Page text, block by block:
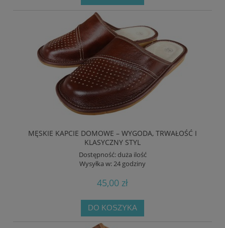
MĘSKIE KAPCIE DOMOWE – WYGODA, TRWAŁOŚĆ I
KLASYCZNY STYL
Dostępność: duża ilość
Wysyłka w:24 godziny
45,00 zł
DO KOSZYKA